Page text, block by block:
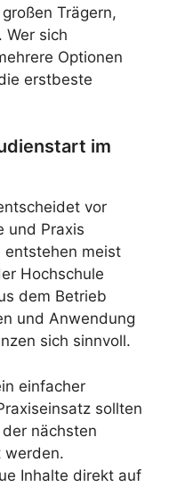
Trägern,
Wer sich
Optionen
erstbeste
im
vor
und Praxis
entstehen meist
Hochschule
dem Betrieb
und Anwendung
sich sinnvoll.
einfacher
sollten
nächsten
werden.
Inhalte direkt auf